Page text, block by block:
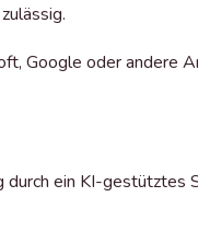
Google oder andere
durch ein KI-